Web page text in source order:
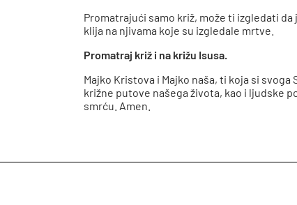
Promatrajući samo križ, može ti izgledati
klija na njivama koje su izgledale mrtve.
Promatraj križ i na križu Isusa.
Majko Kristova i Majko naša, ti koja si
križne putove našega života, kao i ljudske
smrću. Amen.